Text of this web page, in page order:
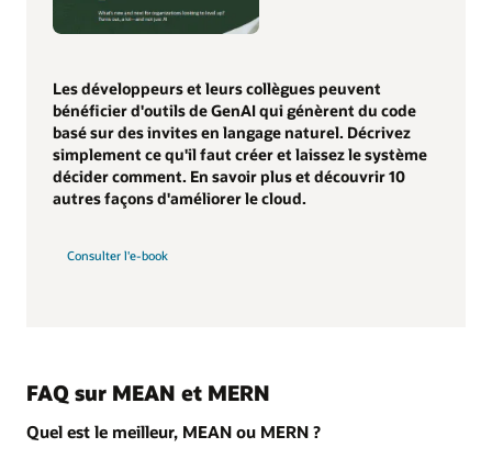
Les développeurs et leurs collègues peuvent
bénéficier d'outils de GenAI qui génèrent du code
basé sur des invites en langage naturel. Décrivez
simplement ce qu'il faut créer et laissez le système
décider comment. En savoir plus et découvrir 10
autres façons d'améliorer le cloud.
Consulter l'e-book
FAQ sur MEAN et MERN
Quel est le meilleur, MEAN ou MERN ?